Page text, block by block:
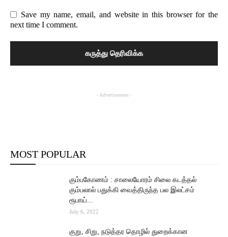
Save my name, email, and website in this browser for the
next time I comment.
- Advertisement -
MOST POPULAR
கும்பகோணம் : சாலையோரம் சிலை கடத்தல்
கும்பலால் பதுக்கி வைத்திருந்த பல இலட்சம்
ரூபாய்...
July 6, 2022
குறு, சிறு, நடுத்தர தொழில் துறைக்கான